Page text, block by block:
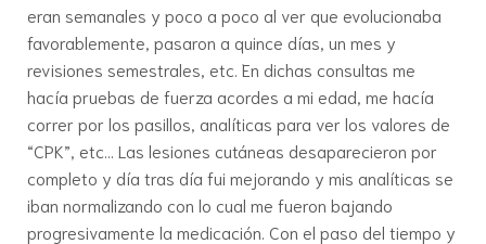
eran semanales y poco a poco al ver que evolucionaba
favorablemente, pasaron a quince días, un mes y
revisiones semestrales, etc. En dichas consultas me
hacía pruebas de fuerza acordes a mi edad, me hacía
correr por los pasillos, analíticas para ver los valores de
“CPK”, etc… Las lesiones cutáneas desaparecieron por
completo y día tras día fui mejorando y mis analíticas se
iban normalizando con lo cual me fueron bajando
progresivamente la medicación. Con el paso del tiempo y